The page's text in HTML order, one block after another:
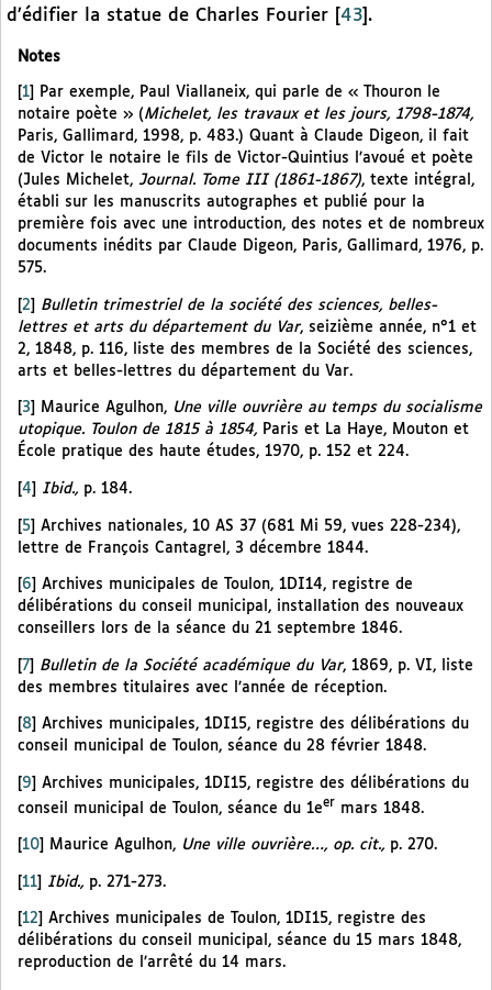
d’édifier la statue de Charles Fourier
43 .
Notes
1
Par exemple, Paul Viallaneix, qui parle de « Thouron le
notaire poète » (Michelet, les travaux et les jours, 1798-1874,
Paris, Gallimard, 1998, p. 483.) Quant à Claude Digeon, il fait
de Victor le notaire le fils de Victor-Quintius l’avoué et poète
(Jules Michelet, Journal. Tome III (1861-1867), texte intégral,
établi sur les manuscrits autographes et publié pour la
première fois avec une introduction, des notes et de nombreux
documents inédits par Claude Digeon, Paris, Gallimard, 1976, p.
575.
[2] Bulletin trimestriel de la société des sciences, belles-
lettres et arts du département du Var, seizième année, n°1 et
2, 1848, p. 116, liste des membres de la Société des sciences,
arts et belles-lettres du département du Var.
3 Maurice Agulhon, Une ville ouvrière au temps du socialisme
utopique. Toulon de 1815 à 1854, Paris et La Haye, Mouton et
École pratique des haute études, 1970, p. 152 et 224.
4 Ibid., p. 184.
[5] Archives nationales, 10 AS 37 (681 Mi 59, vues 228-234),
lettre de François Cantagrel, 3 décembre 1844.
6
Archives municipales de Toulon, 1DI14, registre de
délibérations du conseil municipal, installation des nouveaux
conseillers lors de la séance du 21 septembre 1846.
[7] Bulletin de la Société académique du Var, 1869, p. VI, liste
des membres titulaires avec l’année de réception.
8
Archives municipales, 1DI15, registre des délibérations du
conseil municipal de Toulon, séance du 28 février 1848.
9
Archives municipales, 1DI15, registre des délibérations du
conseil municipal de Toulon, séance du 1eer mars 1848.
10 Maurice Agulhon, Une ville ouvrière…, op. cit., p. 270.
[11] Ibid., p. 271-273.
12
Archives municipales de Toulon, 1DI15, registre des
délibérations du conseil municipal, séance du 15 mars 1848,
reproduction de l’arrêté du 14 mars.